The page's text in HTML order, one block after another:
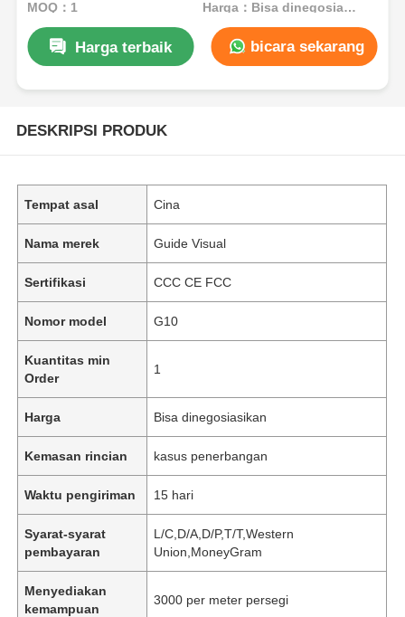
MOQ：1 Harga：Bisa dinegosiasikan
Harga terbaik bicara sekarang
DESKRIPSI PRODUK
Tempat asal Cina
Nama merek Guide Visual
Sertifikasi CCC CE FCC
Nomor model G10
Kuantitas min
Order
1
Harga Bisa dinegosiasikan
Kemasan rincian kasus penerbangan
Waktu pengiriman 15 hari
Syarat-syarat
pembayaran
L/C,D/A,D/P,T/T,Western
Union,MoneyGram
Menyediakan
kemampuan
3000 per meter persegi